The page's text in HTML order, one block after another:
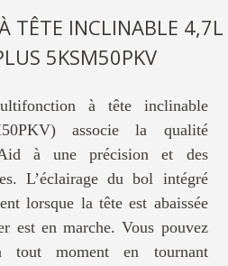
TÊTE INCLINABLE 4,7L
5KSM50PKV
à tête inclinable
associe la qualité
à une précision et des
L’éclairage du bol intégré
lorsque la tête est abaissée
est en marche. Vous pouvez
tout moment en tournant